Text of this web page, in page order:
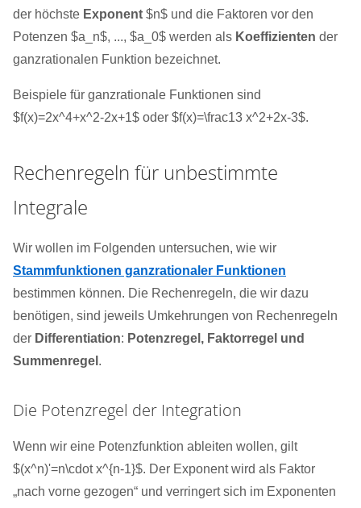
der höchste Exponent $n$ und die Faktoren vor den
Potenzen $a_n$, ..., $a_0$ werden als Koeffizienten der
ganzrationalen Funktion bezeichnet.
Beispiele für ganzrationale Funktionen sind
$f(x)=2x^4+x^2-2x+1$ oder $f(x)=\frac13 x^2+2x-3$.
Rechenregeln für unbestimmte
Integrale
Wir wollen im Folgenden untersuchen, wie wir
Stammfunktionen ganzrationaler Funktionen
bestimmen können. Die Rechenregeln, die wir dazu
benötigen, sind jeweils Umkehrungen von Rechenregeln
der Differentiation: Potenzregel, Faktorregel und
Summenregel .
Die Potenzregel der Integration
Wenn wir eine Potenzfunktion ableiten wollen, gilt
$(x^n)'=n\cdot x^{n-1}$. Der Exponent wird als Faktor
„nach vorne gezogen“ und verringert sich im Exponenten